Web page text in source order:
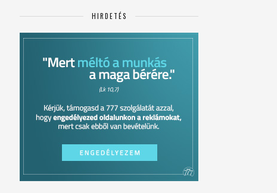
HIRDETÉS